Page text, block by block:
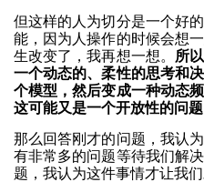
但这样的人为切分是一个好
能，因为人操作的时候会想
生改变了，我再想一想。 所
一个动态的、柔性的思考和
个模型，然后变成一种动态
这可能又是一个开放性的问题
那么回答刚才的问题，我认
有非常多的问题等待我们解
题，我认为这件事情才让我